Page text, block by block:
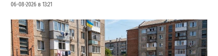
06-08-2026 в 13:21